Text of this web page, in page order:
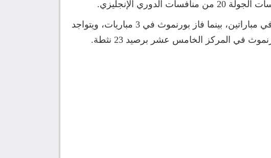
وقد تواجه الفريقين من قبل 17 مباراة، حيث أنتصر أرسنال في 12 مباراة، وكان التعادل حاضر في مباراتين، بينما فاز بورنموث في 3 مباريات، ويتواجد